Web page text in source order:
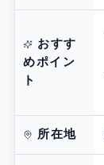
おすす
めポイン
ト
所在地